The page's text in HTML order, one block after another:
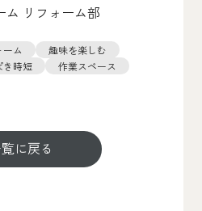
ム リフォーム部
ーム
趣味を楽しむ
き時短
作業スペース
に戻る